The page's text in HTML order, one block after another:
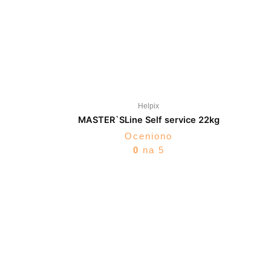
Helpix
MASTER`SLine Self service 22kg
Oceniono
0 na 5